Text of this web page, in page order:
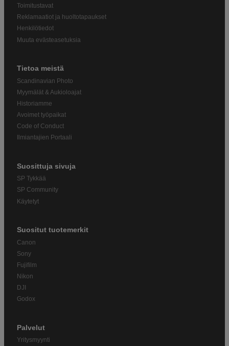
Toimitustavat
Reklamaatiot ja huoltotapaukset
Henkilötiedot
Muuta evästeasetuksia
Tietoa meistä
Scandinavian Photo
Myymälät & Aukioloajat
Historiamme
Avoimet työpaikat
Code of Conduct
Ilmiantajien Portaali
Suosittuja sivuja
SP Tykkää
SP Community
Käytetyt
Suositut tuotemerkit
Canon
Sony
Fujifilm
Nikon
DJI
Godox
Palvelut
Yritysmyynti